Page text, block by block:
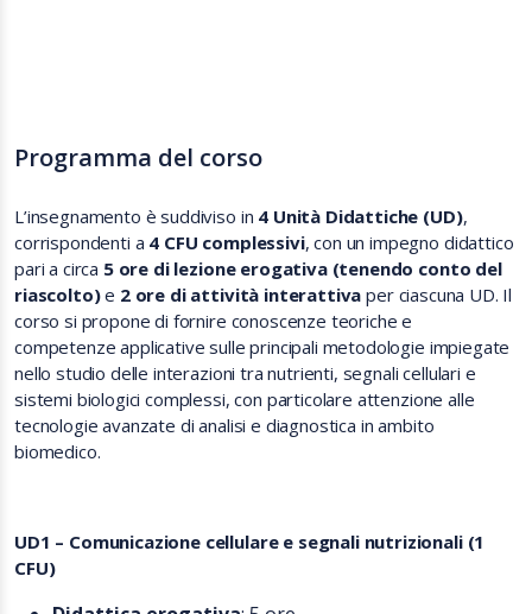
Programma del corso
L’insegnamento è suddiviso in 4 Unità Didattiche (UD),
corrispondenti a 4 CFU complessivi, con un impegno didattico
pari a circa 5 ore di lezione erogativa (tenendo conto del
riascolto)e 2 ore di attività interattiva per ciascuna UD. Il
corso si propone di fornire conoscenze teoriche e
competenze applicative sulle principali metodologie impiegate
nello studio delle interazioni tra nutrienti, segnali cellulari e
sistemi biologici complessi, con particolare attenzione alle
tecnologie avanzate di analisi e diagnostica in ambito
biomedico.
UD1 – Comunicazione cellulare e segnali nutrizionali (1
CFU)